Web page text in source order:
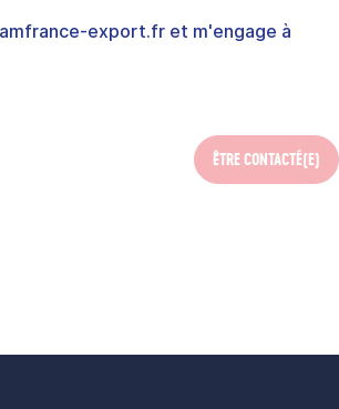
export.fr et m'engage à
ÊTRE CONTACTÉ(E)